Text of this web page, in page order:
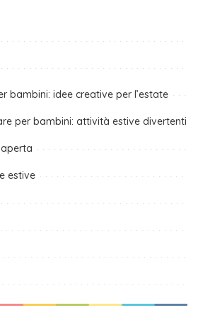
bambini: idee creative per l’estate
per bambini: attività estive divertenti
estive